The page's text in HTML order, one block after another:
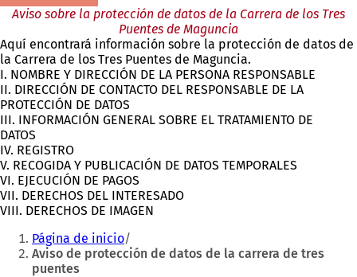
Aviso sobre la protección de datos de la Carrera de los Tres
Puentes de Maguncia
Aquí encontrará información sobre la protección de datos de
la Carrera de los Tres Puentes de Maguncia.
I. NOMBRE Y DIRECCIÓN DE LA PERSONA RESPONSABLE
II. DIRECCIÓN DE CONTACTO DEL RESPONSABLE DE LA
PROTECCIÓN DE DATOS
III. INFORMACIÓN GENERAL SOBRE EL TRATAMIENTO DE
DATOS
IV. REGISTRO
V. RECOGIDA Y PUBLICACIÓN DE DATOS TEMPORALES
VI. EJECUCIÓN DE PAGOS
VII. DERECHOS DEL INTERESADO
VIII. DERECHOS DE IMAGEN
Estás
aquí:
Página de inicio
Aviso de protección de datos de la carrera de tres
puentes